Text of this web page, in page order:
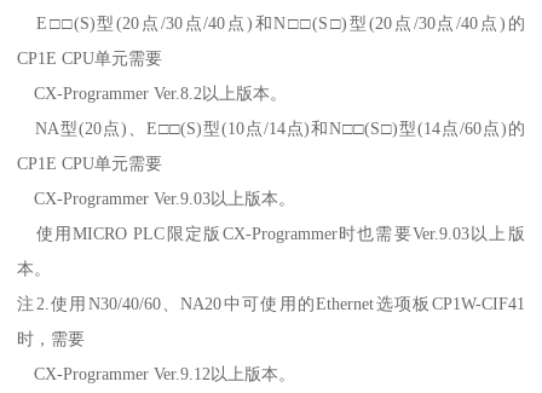
E□□(S)型(20点/30点/40点)和N□□(S□)型(20点/30点/40点)的
CP1E CPU单元需要
CX-Programmer Ver.8.2以上版本。
NA型(20点)、E□□(S)型(10点/14点)和N□□(S□)型(14点/60点)的
CP1E CPU单元需要
CX-Programmer Ver.9.03以上版本。
使用MICRO PLC限定版CX-Programmer时也需要Ver.9.03以上版
本。
注2.使用N30/40/60、NA20中可使用的Ethernet选项板CP1W-CIF41
时，需要
CX-Programmer Ver.9.12以上版本。